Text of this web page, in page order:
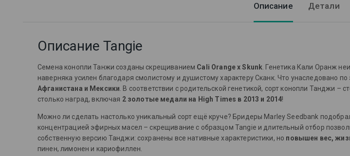
Описание Детали
Описание Tangie
Семена конопли Танжи созданы скрещиванием Cali Orange x Skunk . Генетика Кали Оранж
наверняка усилен благодаря смолистому и душистому характеру Сканк. Что унаследовано
Афганистана и Мексики . В соответствии с родительской генетикой, сорт конопли Танджи
столько наград, включая 2 золотые медали на High Times в 2013 и 2014!
Можно ли сделать настолько уникальный сорт ещё круче? Бридеры Marley Seedbank
концентрацией эфирных масел – скрещивание с образцом Tangie и длительный отбор
собственную версию Танджи: сохранены все нативные характеристики, но повышен вес,
пинен, лимонен и кариофиллен.